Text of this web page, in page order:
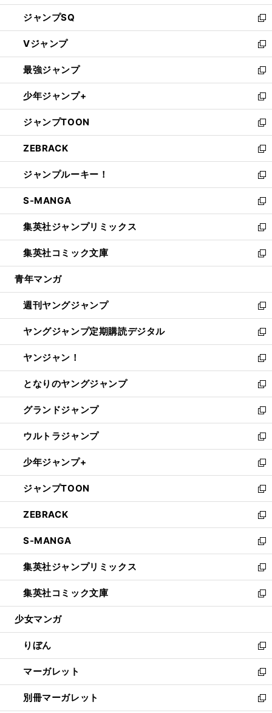
し
い
ウ
ィ
ン
ド
ウ
で
開
く
ジャンプSQ
新
し
い
ウ
ィ
ン
ド
ウ
で
開
く
Vジャンプ
新
し
い
ウ
ィ
ン
ド
ウ
で
開
く
最強ジャンプ
新
し
い
ウ
ィ
ン
ド
ウ
で
開
く
少年ジャンプ+
新
し
い
ウ
ィ
ン
ド
ウ
で
開
く
ジャンプTOON
新
し
い
ウ
ィ
ン
ド
ウ
で
開
く
ZEBRACK
新
し
い
ウ
ィ
ン
ド
ウ
で
開
ジャンプルーキー！
新
し
い
ウ
ィ
ン
ド
ウ
開
く
S-MANGA
新
し
い
ウ
ィ
ン
ウ
で
開
く
集英社ジャンプリミックス
新
し
い
ウ
ン
ド
ウ
で
開
く
集英社コミック文庫
新
し
ウ
ィ
ン
ド
ウ
で
開
く
青年マンガ
週刊ヤングジャンプ
新
し
い
ウ
ィ
ン
ド
ウ
で
開
く
ヤングジャンプ定期購読デジタル
新
し
い
ウ
ィ
ン
ド
ウ
で
開
く
ヤンジャン！
新
し
い
ウ
ィ
ン
ド
ウ
で
開
く
となりのヤングジャンプ
新
し
い
ウ
ィ
ン
ド
ウ
で
開
く
グランドジャンプ
新
し
い
ウ
ィ
ン
ド
ウ
で
開
く
ウルトラジャンプ
新
し
い
ウ
ィ
ン
ド
ウ
で
開
く
少年ジャンプ+
新
し
い
ウ
ィ
ン
ド
ウ
で
開
く
ジャンプTOON
新
し
い
ウ
ィ
ン
ド
ウ
で
開
ZEBRACK
新
し
い
ウ
ィ
ン
ド
ウ
開
く
S-MANGA
新
し
い
ウ
ィ
ン
ウ
で
開
く
集英社ジャンプリミックス
新
し
い
ウ
ン
ド
ウ
で
開
く
集英社コミック文庫
新
し
ウ
ィ
ン
ド
ウ
で
開
少女マンガ
りぼん
新
し
い
ウ
ィ
マーガレット
新
し
い
別冊マーガレット
新